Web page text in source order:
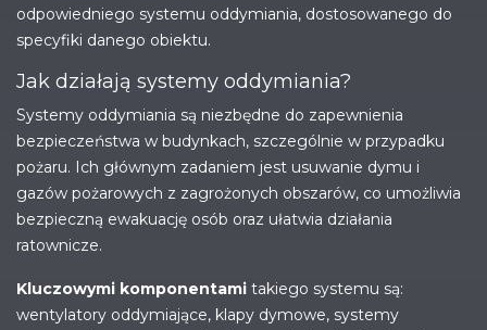
odpowiedniego systemu oddymiania, dostosowanego do
specyfiki danego obiektu.
Jak działają systemy oddymiania?
Systemy oddymiania są niezbędne do zapewnienia
bezpieczeństwa w budynkach, szczególnie w przypadku
pożaru. Ich głównym zadaniem jest usuwanie dymu i
gazów pożarowych z zagrożonych obszarów, co umożliwia
bezpieczną ewakuację osób oraz ułatwia działania
ratownicze.
Kluczowymi komponentami takiego systemu są:
wentylatory oddymiające, klapy dymowe, systemy